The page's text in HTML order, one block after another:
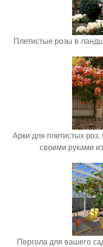
Плетистые розы в
Арки для плетистых
своими руками
Пергола для вашего